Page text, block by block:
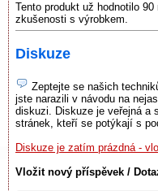
Tento produkt už hodnotilo
zkušenosti s výrobkem.
Diskuze
Zeptejte se našich
jste narazili v návodu na
diskuzi. Diskuze je veřejná a
stránek, kteří se potýkají s
Diskuze je zatím prázdná -
Vložit nový příspěvek /